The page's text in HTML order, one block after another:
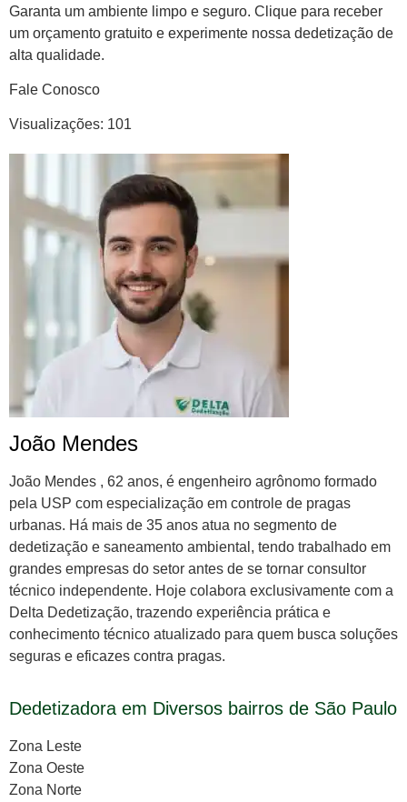
Garanta um ambiente limpo e seguro. Clique para receber
um orçamento gratuito e experimente nossa dedetização de
alta qualidade.
Fale Conosco
Visualizações: 101
João Mendes
João Mendes , 62 anos, é engenheiro agrônomo formado
pela USP com especialização em controle de pragas
urbanas. Há mais de 35 anos atua no segmento de
dedetização e saneamento ambiental, tendo trabalhado em
grandes empresas do setor antes de se tornar consultor
técnico independente. Hoje colabora exclusivamente com a
Delta Dedetização, trazendo experiência prática e
conhecimento técnico atualizado para quem busca soluções
seguras e eficazes contra pragas.
Dedetizadora em Diversos bairros de São Paulo
Zona Leste
Zona Oeste
Zona Norte